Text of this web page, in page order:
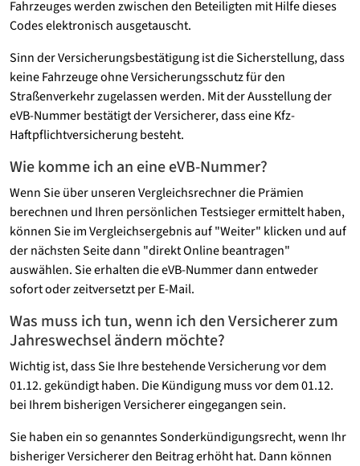
Fahrzeuges werden zwischen den Beteiligten mit Hilfe dieses
Codes elektronisch ausgetauscht.
Sinn der Versicherungsbestätigung ist die Sicherstellung, dass
keine Fahrzeuge ohne Versicherungsschutz für den
Straßenverkehr zugelassen werden. Mit der Ausstellung der
eVB-Nummer bestätigt der Versicherer, dass eine Kfz-
Haftpflichtversicherung besteht.
Wie komme ich an eine eVB-Nummer?
Wenn Sie über unseren Vergleichsrechner die Prämien
berechnen und Ihren persönlichen Testsieger ermittelt haben,
können Sie im Vergleichsergebnis auf "Weiter" klicken und auf
der nächsten Seite dann "direkt Online beantragen"
auswählen. Sie erhalten die eVB-Nummer dann entweder
sofort oder zeitversetzt per E-Mail.
Was muss ich tun, wenn ich den Versicherer zum
Jahreswechsel ändern möchte?
Wichtig ist, dass Sie Ihre bestehende Versicherung vor dem
01.12. gekündigt haben. Die Kündigung muss vor dem 01.12.
bei Ihrem bisherigen Versicherer eingegangen sein.
Sie haben ein so genanntes Sonderkündigungsrecht, wenn Ihr
bisheriger Versicherer den Beitrag erhöht hat. Dann können